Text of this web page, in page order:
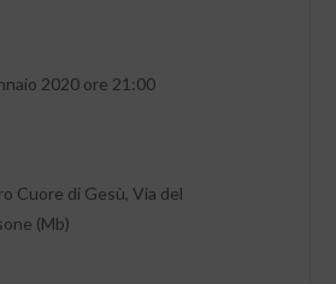
2020 ore 21:00
Cuore di Gesù, Via del
(Mb)